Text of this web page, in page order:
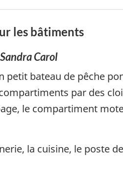
les bâtiments
Sandra Carol
petit bateau de pêche
par des
le compartiment
la cuisine, le poste